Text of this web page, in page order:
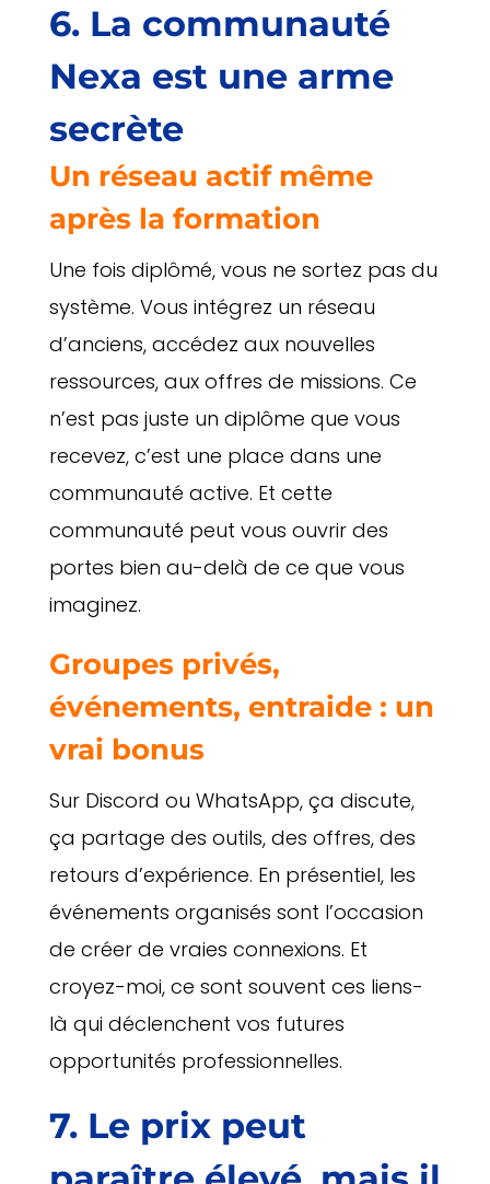
6. La communauté
Nexa est une arme
secrète
Un réseau actif même
après la formation
Une fois diplômé, vous ne sortez pas du
système. Vous intégrez un réseau
d’anciens, accédez aux nouvelles
ressources, aux offres de missions. Ce
n’est pas juste un diplôme que vous
recevez, c’est une place dans une
communauté active. Et cette
communauté peut vous ouvrir des
portes bien au-delà de ce que vous
imaginez.
Groupes privés,
événements, entraide : un
vrai bonus
Sur Discord ou WhatsApp, ça discute,
ça partage des outils, des offres, des
retours d’expérience. En présentiel, les
événements organisés sont l’occasion
de créer de vraies connexions. Et
croyez-moi, ce sont souvent ces liens-
là qui déclenchent vos futures
opportunités professionnelles.
7. Le prix peut